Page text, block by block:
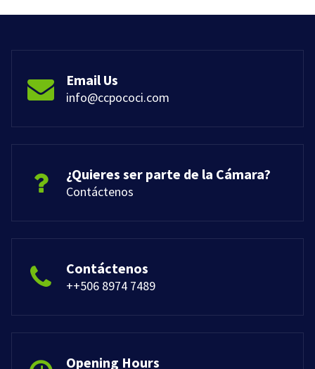
Email Us
info@ccpococi.com
¿Quieres ser parte de la Cámara?
Contáctenos
Contáctenos
++506 8974 7489
Opening Hours